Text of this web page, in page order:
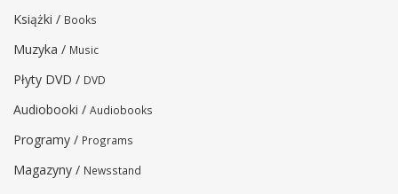
Książki / Books
Muzyka / Music
Płyty DVD / DVD
Audiobooki / Audiobooks
Programy / Programs
Magazyny / Newsstand